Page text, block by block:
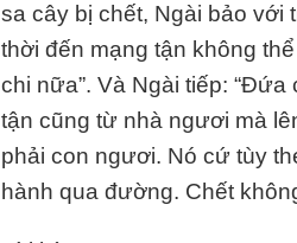
sa cây bị chết, Ngài bảo với
thời đến mạng tận không
chi nữa”. Và Ngài tiếp:
tận cũng từ nhà ngươi mà
phải con ngươi. Nó cứ tùy
hành qua đường. Chết